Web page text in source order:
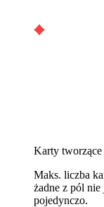
Karty tworzące
Maks. liczba
żadne z pól
pojedynczo.